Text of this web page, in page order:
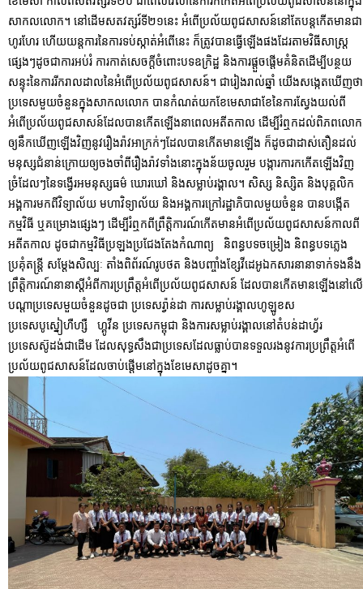
សាកលលោក។ នៅដើមសតវត្សរ៍ទី២១នេះ អំពើប្រល័យពូជសាសន៍នៅតែបន្តកើតមានជា
ហូរហែរ ហើយយន្តការនៃការទប់ស្កាត់អំពើនេះ ក៏ត្រូវបានធ្វើឡើងផងដែរតាមវិធីសាស្ត្រ
ផ្សេងៗដូចជាការអប់រំ ការកាត់សេចក្តីចំពោះបទឧក្រិដ្ឋ និងការផ្តួចផ្តើមគំនិតដើម្បីបន្ថយ
សន្ទុះនៃការរីករាលដាលនៃអំពើប្រល័យពូជសាសន៍។ ជារៀងរាល់ឆ្នាំ យើងសង្កេតឃើញថា
ប្រទេសមួយចំនួនក្នុងសាកលលោក បានកំណត់យកខែមេសាជាខែនៃការស្វែងយល់ពី
អំពើប្រល័យពូជសាសន៍ដែលបានកើតឡើងនាពេលអតីតកាល ដើម្បីរំឮកដល់ពិភពលោក
ឲ្យនឹកឃើញឡើងវិញនូវរឿងរ៉ាវអាក្រក់ៗដែលបានកើតមានឡើង ក៏ដូចជាដាស់តឿនដល់
មនុស្សជំនាន់ក្រោយឲ្យចងចាំពីរឿងរ៉ាវទាំងនោះក្នុងន័យចូលរួម បង្ការការកកើតឡើងវិញ
ច្រំដែលៗនៃទង្វើរអមនុស្សធម៌ ឃោរឃៅ និងសម្លាប់រង្គាល។ សិស្ស និស្សិត និងបុគ្គលិក
អង្គការមកពីវិទ្យាល័យ មហាវិទ្យាល័យ និងអង្គការក្រៅរដ្ឋាភិបាលមួយចំនួន បានបង្កើត
កម្មវិធី ឬគម្រោងផ្សេងៗ ដើម្បីរំឮកពីព្រឹត្តិការណ៍កើតមានអំពើប្រល័យពូជសាសន៍កាលពី
អតីតកាល ដូចជាកម្មវិធីប្រឡងប្រជែងតែងកំណាព្យ និពន្ធបទចម្រៀង និពន្ធបទភ្លេង
ប្រគុំតន្ត្រី សម្តែងសិល្បៈ តាំងពិព័រណ៍រូបថត និងបញ្ចាំងខ្សែវីដេអូឯកសារនានាទាក់ទងនឹង
ព្រឹត្តិការណ៍នានាស្តីអំពីការប្រព្រឹត្តអំពើប្រល័យពូជសាសន៍ ដែលបានកើតមានឡើងនៅលើ
បណ្តាប្រទេសមួយចំនួនដូចជា ប្រទេសរ៉្វាន់ដា ការសម្លាប់រង្គាលហូឡូខស
ប្រទេសបូស្នៀហឺហ្សឺ ហ្គូវីន ប្រទេសកម្ពុជា និងការសម្លាប់រង្គាលនៅតំបន់ដាហ្វ័រ
ប្រទេសស៊ូដង់ជាដើម ដែលសុទ្ធសឹងជាប្រទេសដែលធ្លាប់បានទទួលរងនូវការប្រព្រឹត្តអំពើ
ប្រល័យពូជសាសន៍ដែលចាប់ផ្តើមនៅក្នុងខែមេសាដូចគ្នា។